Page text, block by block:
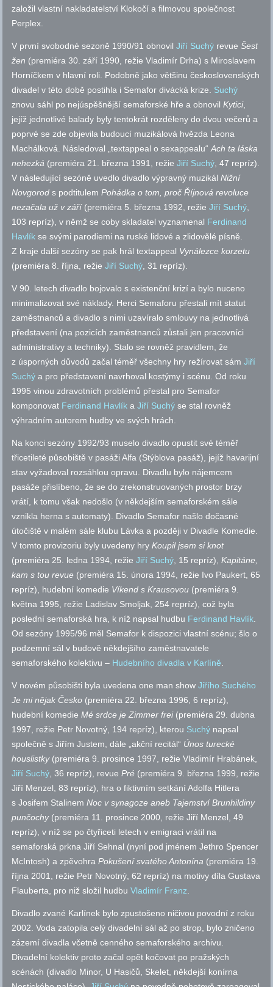
založil vlastní nakladatelství Klokočí a filmovou společnost
Perplex.
V první svobodné sezoně 1990/91 obnovilJiří Suchý revueŠest
žen (premiéra 30. září 1990, režie Vladimír Drha) s Miroslavem
Horníčkem v hlavní roli. Podobně jako většinu československých
divadel v této době postihla i Semafor divácká krize. Suchý
znovu sáhl po nejúspěšnější semaforské hře a obnovilKytici,
jejíž jednotlivé balady byly tentokrát rozděleny do dvou večerů a
poprvé se zde objevila budoucí muzikálová hvězda Leona
Machálková. Následoval „textappeal o sexappealu“Ach ta láska
nehezká (premiéra 21. března 1991, režieJiří Suchý, 47 repríz).
V následující sezóně uvedlo divadlo výpravný muzikálNižní
Novgorod s podtitulemPohádka o tom, proč Říjnová revoluce
nezačala už v září (premiéra 5. března 1992, režieJiří Suchý,
103 repríz), v němž se coby skladatel vyznamenal Ferdinand
Havlík se svými parodiemi na ruské lidové a zlidovělé písně.
Z kraje další sezóny se pak hrál textappeal Vynálezce korzetu
(premiéra 8. října, režieJiří Suchý, 31 repríz).
V 90. letech divadlo bojovalo s existenční krizí a bylo nuceno
minimalizovat své náklady. Herci Semaforu přestali mít statut
zaměstnanců a divadlo s nimi uzavíralo smlouvy na jednotlivá
představení (na pozicích zaměstnanců zůstali jen pracovníci
administrativy a techniky). Stalo se rovněž pravidlem, že
z úsporných důvodů začal téměř všechny hry režírovat sámJiří
Suchý a pro představení navrhoval kostýmy i scénu. Od roku
1995 vinou zdravotních problémů přestal pro Semafor
komponovat Ferdinand Havlík aJiří Suchý se stal rovněž
výhradním autorem hudby ve svých hrách.
Na konci sezóny 1992/93 muselo divadlo opustit své téměř
třicetileté působiště v pasáži Alfa (Stýblova pasáž), jejíž havarijní
stav vyžadoval rozsáhlou opravu. Divadlu bylo nájemcem
pasáže přislíbeno, že se do zrekonstruovaných prostor brzy
vrátí, k tomu však nedošlo (v někdejším semaforském sále
vznikla herna s automaty). Divadlo Semafor našlo dočasné
útočiště v malém sále klubu Lávka a později v Divadle Komedie.
V tomto provizoriu byly uvedeny hryKoupil jsem si knot
(premiéra 25. ledna 1994, režieJiří Suchý, 15 repríz),Kapitáne,
kam s tou revue (premiéra 15. února 1994, režie Ivo Paukert, 65
repríz), hudební komedie Víkend s Krausovou (premiéra 9.
května 1995, režie Ladislav Smoljak, 254 repríz), což byla
poslední semaforská hra, k níž napsal hudbu Ferdinand Havlík.
Od sezóny 1995/96 měl Semafor k dispozici vlastní scénu; šlo o
podzemní sál v budově někdejšího zaměstnavatele
semaforského kolektivu – Hudebního divadla v Karlíně.
V novém působišti byla uvedena one man showJiřího Suchého
Je mi nějak Česko (premiéra 22. března 1996, 6 repríz),
hudební komedieMé srdce je Zimmer frei (premiéra 29. dubna
1997, režie Petr Novotný, 194 repríz), kterou Suchý napsal
společně s Jiřím Justem, dále „akční recitál“ Únos turecké
houslistky (premiéra 9. prosince 1997, režie Vladimír Hrabánek,
Jiří Suchý, 36 repríz), revuePré (premiéra 9. března 1999, režie
Jiří Menzel, 83 repríz), hra o fiktivním setkání Adolfa Hitlera
s Josifem StalinemNoc v synagoze aneb Tajemství Brunhildiny
punčochy (premiéra 11. prosince 2000, režie Jiří Menzel, 49
repríz), v níž se po čtyřiceti letech v emigraci vrátil na
semaforská prkna Jiří Sehnal (nyní pod jménem Jethro Spencer
McIntosh) a zpěvohraPokušení svatého Antonína (premiéra 19.
října 2001, režie Petr Novotný, 62 repríz) na motivy díla Gustava
Flauberta, pro niž složil hudbuVladimír Franz.
Divadlo zvané Karlínek bylo zpustošeno ničivou povodní z roku
2002. Voda zatopila celý divadelní sál až po strop, bylo zničeno
zázemí divadla včetně cenného semaforského archivu.
Divadelní kolektiv proto začal opět kočovat po pražských
scénách (divadlo Minor, U Hasičů, Skelet, někdejší konírna